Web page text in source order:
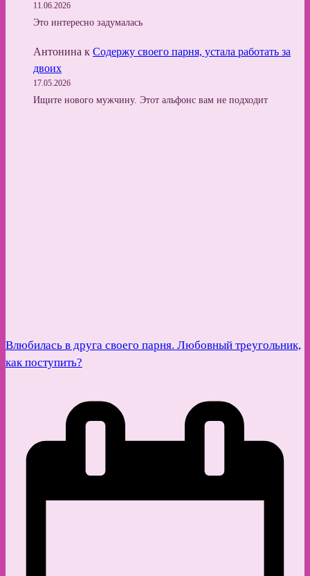
11.06.2026
Это интересно задумалась
Антонина к Содержу своего парня, устала работать за
двоих
17.05.2026
Ищите нового мужчину. Этот альфонс вам не подходит
Влюбилась в друга своего парня. Любовный треугольник,
как поступить?